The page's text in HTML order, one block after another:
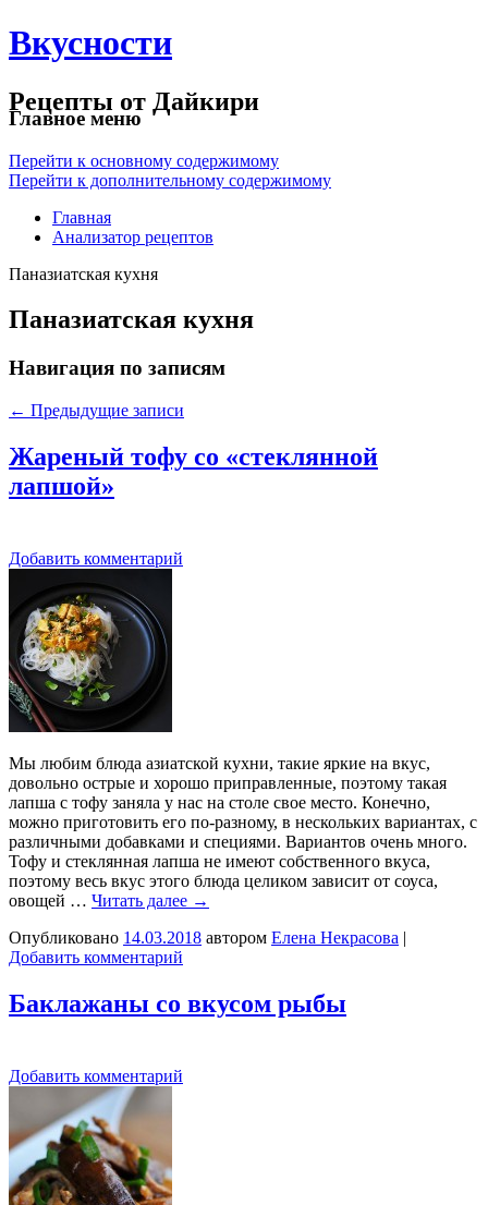
Вкусности
Рецепты от Дайкири
Главное меню
Перейти к основному содержимому
Перейти к дополнительному содержимому
Главная
Анализатор рецептов
Паназиатская кухня
Паназиатская кухня
Навигация по записям
← Предыдущие записи
Жареный тофу со «стеклянной
лапшой»
Добавить комментарий
Мы любим блюда азиатской кухни, такие яркие на вкус,
довольно острые и хорошо приправленные, поэтому такая
лапша с тофу заняла у нас на столе свое место. Конечно,
можно приготовить его по-разному, в нескольких вариантах, с
различными добавками и специями. Вариантов очень много.
Тофу и стеклянная лапша не имеют собственного вкуса,
поэтому весь вкус этого блюда целиком зависит от соуса,
овощей … Читать далее →
Опубликовано 14.03.2018 автором Елена Некрасова |
Добавить комментарий
Баклажаны со вкусом рыбы
Добавить комментарий